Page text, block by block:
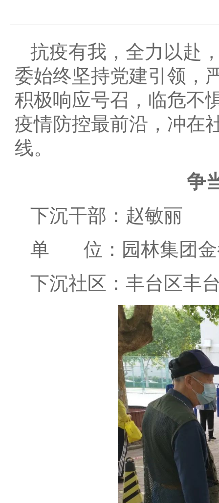
抗疫有我，全力以赴
委始终坚持党建引领，
积极响应号召，临危不
疫情防控最前沿，冲在
线。
争
下沉干部：赵敏丽
单 位：园林集团金
下沉社区：丰台区丰